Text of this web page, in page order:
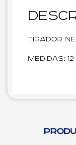
Tirador
Medidas: 12